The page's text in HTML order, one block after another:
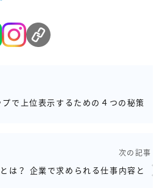
で上位表示するための４つの秘策
次の記事
は？ 企業で求められる仕事内容と